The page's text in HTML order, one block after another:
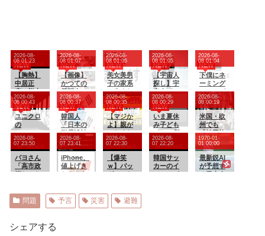
【胸熱】
中居正
広、熊本
に人知れ
ず支援
か 10年
前の震災
では3度現
地入り
「誰にも
知られな
くて良
い」
NEW
2026-08-
08 01:23
【画像】
かつての
天下人
「マック
スむら
い」現在
(イ
マ)wwww
www
NEW
2026-08-
08 01:07
美女美男
子の家系
に生まれ
た醜いア
ヒルのフ
ィジカル
ギフテッ
ド
NEW
2026-08-
08 01:05
【宇宙人
探し】宇
宙人はい
る？いて
座の方角
から72秒
間捉えた
強い電
波、50年
間正体分
からぬ
「Wow！
信号」…
NEW
2026-08-
08 01:05
下僕にネ
ーミング
センスが
皆無なた
め 我が家
の歴代ご
主人様達
は…
【再】
NEW
2026-08-
08 01:04
ユニクロ
の
BLEACH
のTシャ
ツ、オサ
レ過ぎる
NEW
2026-08-
08 00:43
韓国人
「日本の
耐震設計
技術が凄
いと言う
けど韓国
の圧勝だ
よね？」
NEW
2026-08-
08 00:37
【マジか
よ】親が
いなくな
り婚活不
可能にな
った無職
おばさん
の悲惨な
NEW
2026-08-
08 00:35
いま夏休
み子ども
アニメ劇
場ってや
らなくな
ったの？
NEW
2026-08-
08 00:29
米国・欧
州でも
「韓国旅
行」ブー
ム
2026-08-
08 00:19
パヨさん
「高市政
権だから
兆円、日
本の国家
10%消え
ました」
2026-08-
07 23:50
iPhone、
値上げき
たあああ
ああああ
ああああ
2026-08-
07 23:41
【爆笑
ｗ】バッ
グひった
バイクを
盗られ
2026-08-
07 22:30
韓国サッ
カーのイ
メージが
2026-08-
07 22:20
最新鋭AI
が予想す
る日本人
1970-01-
01 00:00
問題 予言 災害 避難
シェアする